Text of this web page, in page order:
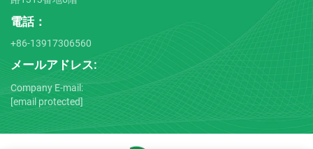
電話：
+86-13917306560
メールアドレス:
Company E-mail:
[email protected]